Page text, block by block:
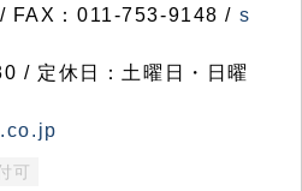
FAX：011-753-9148 / s
/ 定休日：土曜日・日曜
可